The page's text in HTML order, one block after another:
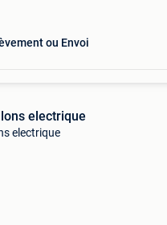
ou Envoi
electrique
electrique